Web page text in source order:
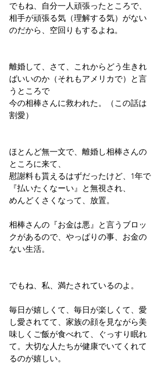
でもね、自分一人頑張ったところで、
相手が頑張る気（理解する気）がない
のだから、空回りもするよね。
離婚して、さて、これからどう生きれ
ばいいのか（それもアメリカで）と言
うところで
今の相棒さんに救われた。（この話は
割愛）
ほとんど無一文で、離婚し相棒さんの
ところに来て、
慰謝料も貰えるはずだったけど、1年で
『払いたくなーい』と無視され、
めんどくさくなって、放置。
相棒さんの『お金は悪』と言うブロッ
クがあるので、やっぱりの事、お金の
ない生活。
でもね、私、満たされているのよ。
毎日が嬉しくて、毎日が楽しくて、愛
し愛されてて、家族の顔を見ながら美
味しくご飯が食べれて、ぐっすり眠れ
て。大切な人たちが健康でいてくれて
るのが嬉しい。